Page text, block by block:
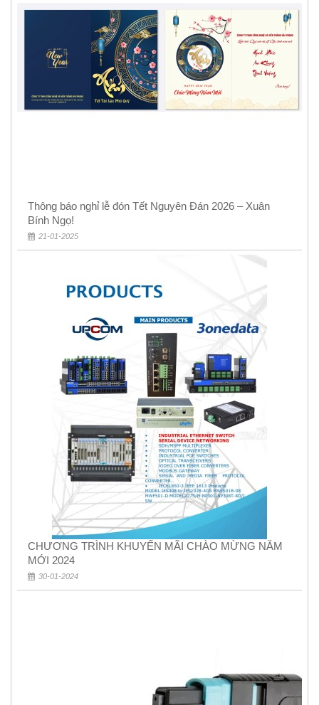
Thông báo nghỉ lễ đón Tết Nguyên Đán 2026 – Xuân
Bính Ngọ!
21-01-2025
CHƯƠNG TRÌNH KHUYẾN MÃI CHÀO MỪNG NĂM
MỚI 2024
30-01-2024